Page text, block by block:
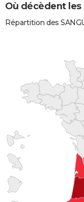
Où décèdent les
Répartition des